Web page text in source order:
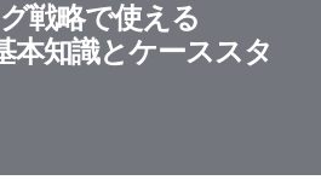
戦略で使える
本知識とケーススタ